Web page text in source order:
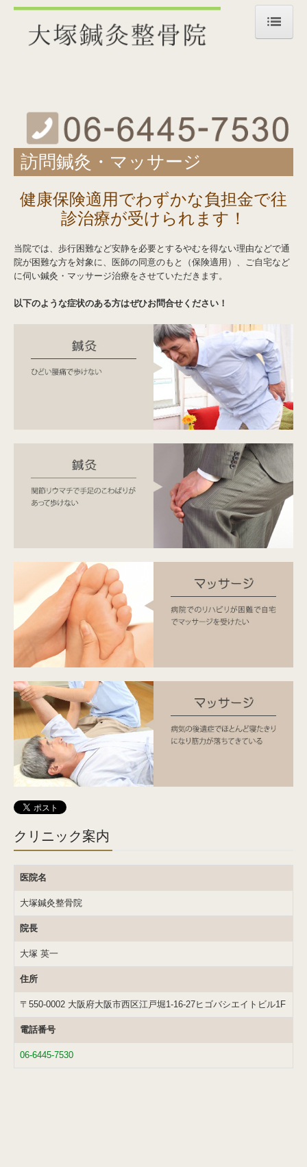
診療時間・地図
施術メニュー
鍼灸・整骨
訪問鍼灸・マッサージ
交通事故治療
お問合せ
クリニック案内
医院名
大塚鍼灸整骨院
院長
大塚 英一
住所
〒550-0002 大阪府大阪市西区江戸堀1-16-27ヒゴバシエイトビル1F
電話番号
06-6445-7530
訪問鍼灸・マッサージ
健康保険適用でわずかな負担金で往
診治療が受けられます！
当院では、歩行困難など安静を必要とするやむを得ない理由などで通
院が困難な方を対象に、医師の同意のもと（保険適用）、ご自宅など
に伺い鍼灸・マッサージ治療をさせていただきます。
以下のような症状のある方はぜひお問合せください！